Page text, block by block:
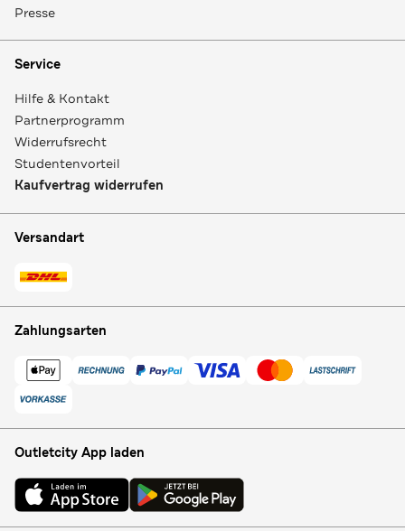
Presse
Service
Hilfe & Kontakt
Partnerprogramm
Widerrufsrecht
Studentenvorteil
Kaufvertrag widerrufen
Versandart
Zahlungsarten
Outletcity App laden